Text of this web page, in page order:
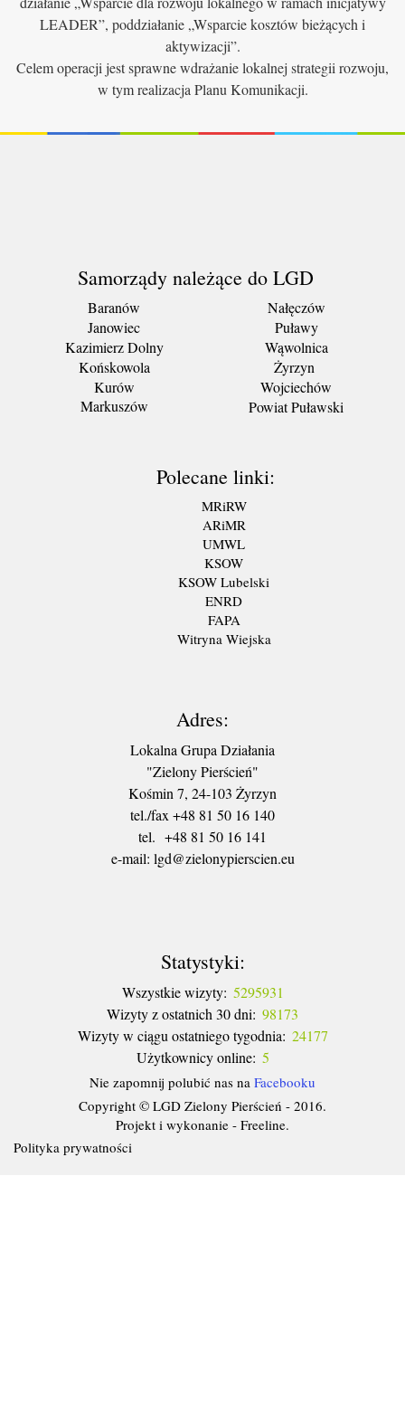
LEADER”, poddziałanie „Wsparcie kosztów bieżących i
aktywizacji”.
Celem operacji jest sprawne wdrażanie lokalnej strategii rozwoju,
w tym realizacja Planu Komunikacji.
Samorządy należące do LGD
Baranów
Janowiec
Kazimierz Dolny
Końskowola
Kurów
Markuszów
Nałęczów
Puławy
Wąwolnica
Żyrzyn
Wojciechów
Powiat Puławski
Polecane linki:
MRiRW
ARiMR
UMWL
KSOW
KSOW Lubelski
ENRD
FAPA
Witryna Wiejska
Adres:
Lokalna Grupa Działania
"Zielony Pierścień"
Kośmin 7, 24-103 Żyrzyn
tel./fax +48 81 50 16 140
tel. +48 81 50 16 141
​e-mail: lgd@zielonypierscien.eu
Statystyki:
Wszystkie wizyty: 5295931
Wizyty z ostatnich 30 dni: 98173
Wizyty w ciągu ostatniego tygodnia: 24177
Użytkownicy online: 5
Nie zapomnij polubić nas na Facebooku
Copyright © LGD Zielony Pierścień - 2016.
Projekt i wykonanie - Freeline.
Polityka prywatności